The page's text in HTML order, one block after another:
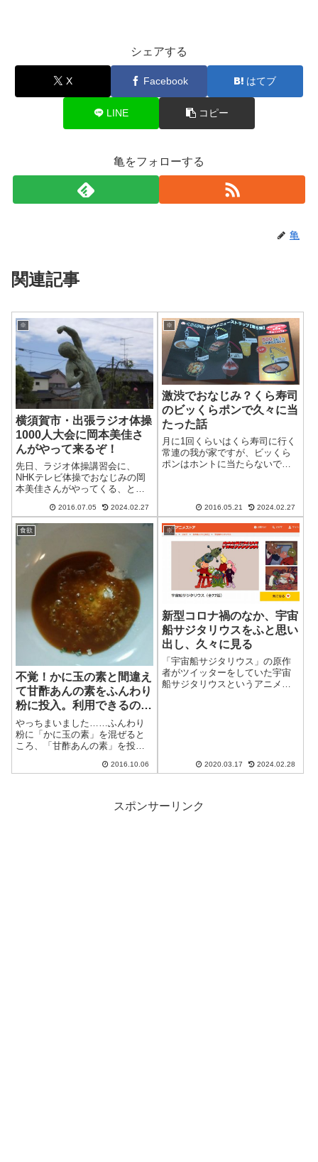
シェアする
X Facebook はてブ
LINE コピー
亀をフォローする
亀
関連記事
※
横須賀市・出張ラジオ体操
1000人大会に岡本美佳さ
んがやって来るぞ！
先日、ラジオ体操講習会に、
NHKテレビ体操でおなじみの岡
本美佳さんがやってくる、とい
しかし残念なことに、知ったの
が講習会の前日ということで、
有用性ゼロの単なる岡本さんリ
スペクトなエントリーになって
しまいました。岡...
2016.07.05 2024.02.27
※
激渋でおなじみ？くら寿司
のビッくらポンで久々に当
たった話
月に1回くらいはくら寿司に行く
常連の我が家ですが、ビッくら
ポンはホントに当たらないです
ままオアイソというのも珍しく
ありません。ぶっちゃけると、
別に家族の誰...
2016.05.21 2024.02.27
食欲
不覚！かに玉の素と間違え
て甘酢あんの素をふんわり
粉に投入。利用できるの
か。
やっちまいました……ふんわり
粉に「かに玉の素」を混ぜると
ころ、「甘酢あんの素」を投
うね。さらに不覚！ベーキング
ーキングパウダー）＋でん粉
（片栗粉？）＋乾燥ネ...
2016.10.06
※
新型コロナ禍のなか、宇宙
船サジタリウスをふと思い
出し、久々に見る
「宇宙船サジタリウス」の原作
者がツイッターをしていた宇宙
船サジタリウスというアニメが
2020.03.17 2024.02.28
スポンサーリンク